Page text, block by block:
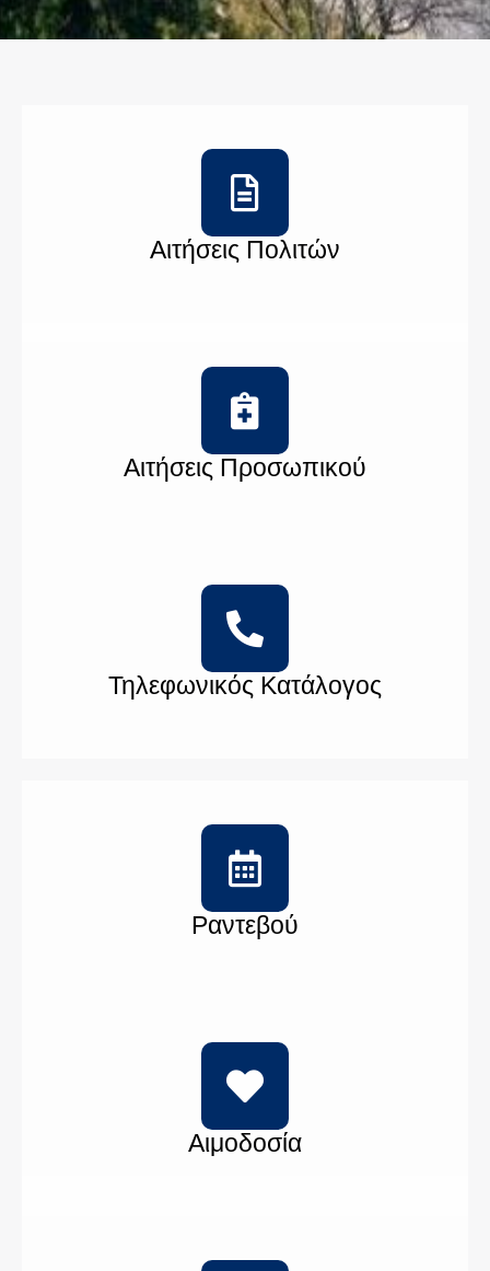
Αιτήσεις Πολιτών
Αιτήσεις Προσωπικού
Τηλεφωνικός Κατάλογος
Ραντεβού
Αιμοδοσία